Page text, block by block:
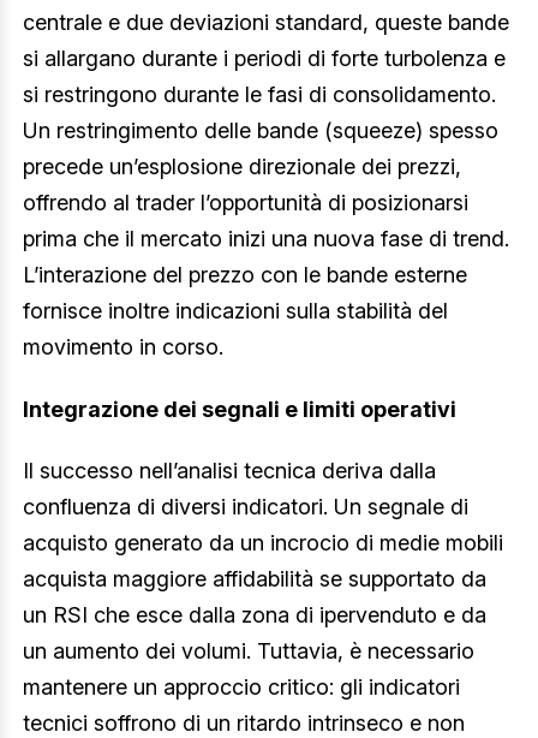
centrale e due deviazioni standard, queste bande
si allargano durante i periodi di forte turbolenza e
si restringono durante le fasi di consolidamento.
Un restringimento delle bande (squeeze) spesso
precede un’esplosione direzionale dei prezzi,
offrendo al trader l’opportunità di posizionarsi
prima che il mercato inizi una nuova fase di trend.
L’interazione del prezzo con le bande esterne
fornisce inoltre indicazioni sulla stabilità del
movimento in corso.
Integrazione dei segnali e limiti operativi
Il successo nell’analisi tecnica deriva dalla
confluenza di diversi indicatori. Un segnale di
acquisto generato da un incrocio di medie mobili
acquista maggiore affidabilità se supportato da
un RSI che esce dalla zona di ipervenduto e da
un aumento dei volumi. Tuttavia, è necessario
mantenere un approccio critico: gli indicatori
tecnici soffrono di un ritardo intrinseco e non